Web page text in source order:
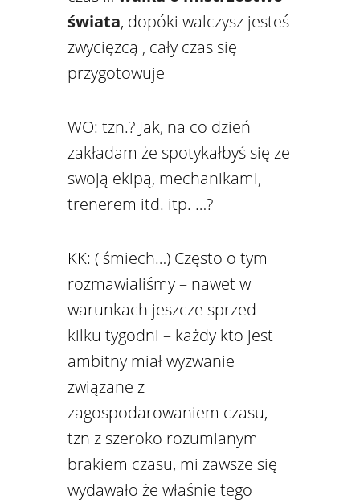
świata, dopóki walczysz jesteś
zwycięzcą , cały czas się
przygotowuje
WO: tzn.? Jak, na co dzień
zakładam że spotykałbyś się ze
swoją ekipą, mechanikami,
trenerem itd. itp. …?
KK: ( śmiech…) Często o tym
rozmawialiśmy – nawet w
warunkach jeszcze sprzed
kilku tygodni – każdy kto jest
ambitny miał wyzwanie
związane z
zagospodarowaniem czasu,
tzn z szeroko rozumianym
brakiem czasu, mi zawsze się
wydawało że właśnie tego